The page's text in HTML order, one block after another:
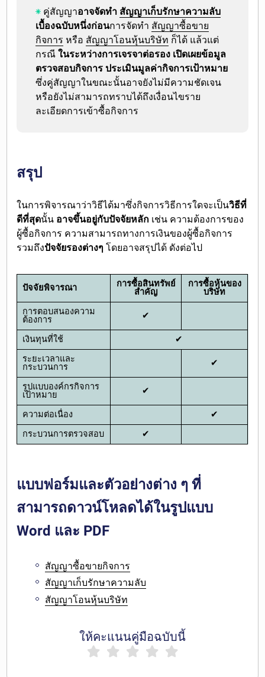
คู่สัญญาอาจจัดทำ สัญญาเก็บรักษาความลับ
เบื้องฉบับหนึ่งก่อนการจัดทำ สัญญาซื้อขาย
กิจการ หรือ สัญญาโอนหุ้นบริษัท ก็ได้ แล้วแต่
กรณีในระหว่างการเจรจาต่อรอง เปิดเผยข้อมูล
ตรวจสอบกิจการ ประเมินมูลค่ากิจการเป้าหมาย
ซึ่งคู่สัญญาในขณะนั้นอาจยังไม่มีความชัดเจน
หรือยังไม่สามารถทราบได้ถึงเงื่อนไขราย
ละเอียดการเข้าซื้อกิจการ
สรุป
ในการพิจารณาว่าวิธีได้มาซึ่งกิจการวิธีการใดจะเป็นวิธีที่
ดีที่สุดนั้น อาจขึ้นอยู่กับปัจจัยหลัก เช่น ความต้องการของ
ผู้ซื้อกิจการ ความสามารถทางการเงินของผู้ซื้อกิจการ
รวมถึงปัจจัยรองต่างๆ โดยอาจสรุปได้ ดังต่อไป
ปัจจัยพิจารณา
การซื้อสินทรัพย์
สำคัญ
การซื้อหุ้นของ
บริษัท
การตอบสนองความ
ต้องการ
✔
เงินทุนที่ใช้
✔
ระยะเวลาและ
กระบวนการ
✔
รูปแบบองค์กรกิจการ
เป้าหมาย
✔
ความต่อเนื่อง
✔
กระบวนการตรวจสอบ
✔
แบบฟอร์มและตัวอย่างต่าง ๆ ที่
สามารถดาวน์โหลดได้ในรูปแบบ
Word และ PDF
สัญญาซื้อขายกิจการ
สัญญาเก็บรักษาความลับ
สัญญาโอนหุ้นบริษัท
ให้คะแนนคู่มือฉบับนี้